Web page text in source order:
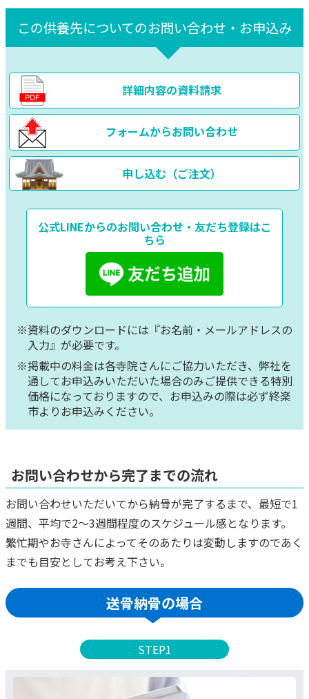
この供養先についてのお問い合わせ・お申込み
詳細内容の資料請求
フォームからお問い合わせ
申し込む（ご注文）
公式LINEからのお問い合わせ・友だち登録はこ
ちら
※資料のダウンロードには『お名前・メールアドレスの
入力』が必要です。
※掲載中の料金は各寺院さんにご協力いただき、弊社を
通してお申込みいただいた場合のみご提供できる特別
価格になっておりますので、お申込みの際は必ず終楽
市よりお申込みください。
お問い合わせから完了までの流れ
お問い合わせいただいてから納骨が完了するまで、最短で1
週間、平均で2～3週間程度のスケジュール感となります。
繁忙期やお寺さんによってそのあたりは変動しますのであく
までも目安としてお考え下さい。
送骨納骨の場合
STEP1